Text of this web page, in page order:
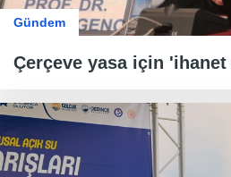
Gündem
Çerçeve yasa için